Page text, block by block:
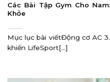
Các Bài Tập Gym Cho
Khỏe
Mục lục bài viếtĐộng cơ AC
khiến LifeSport[...]